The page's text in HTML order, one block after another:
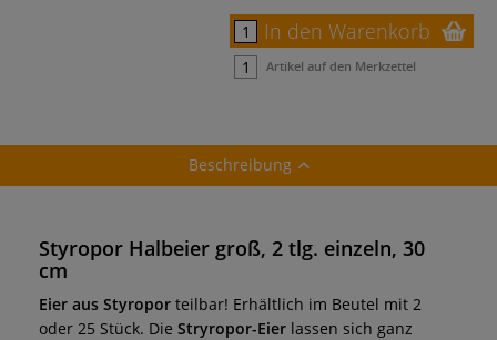
In den Warenkorb
Artikel auf den Merkzettel
Beschreibung
Styropor Halbeier groß, 2 tlg. einzeln, 30
cm
Eier aus Styropor teilbar! Erhältlich im Beutel mit 2
oder 25 Stück. Die Stryropor-Eier lassen sich ganz